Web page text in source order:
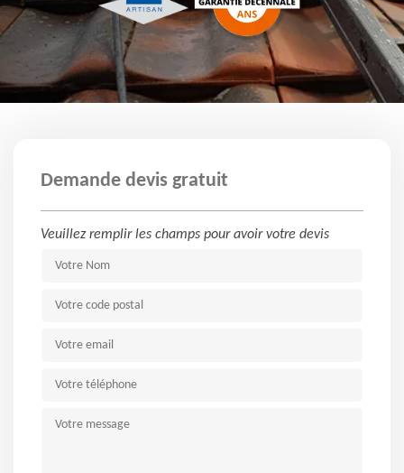
Demande devis gratuit
Veuillez remplir les champs pour avoir votre devis